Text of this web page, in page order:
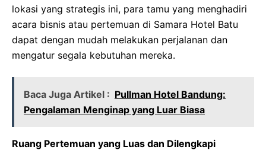
lokasi yang strategis ini, para tamu yang menghadiri
acara bisnis atau pertemuan di Samara Hotel Batu
dapat dengan mudah melakukan perjalanan dan
mengatur segala kebutuhan mereka.
Baca Juga Artikel : Pullman Hotel Bandung:
Pengalaman Menginap yang Luar Biasa
Ruang Pertemuan yang Luas dan Dilengkapi